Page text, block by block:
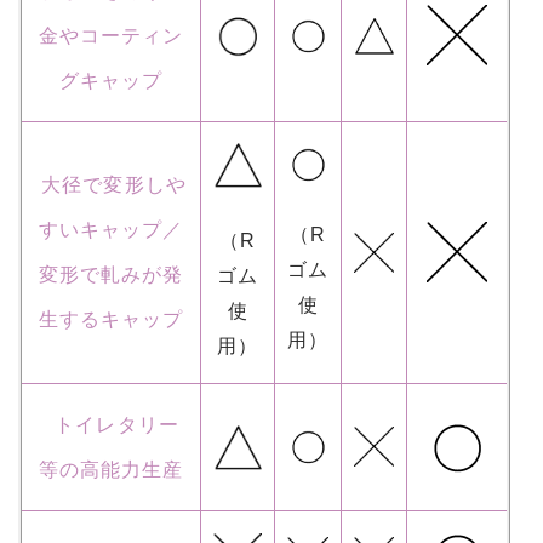
金やコーティン
グキャップ
大径で変形しや
すいキャップ／
変形で軋みが発
生するキャップ
（R
ゴム
使
用）
（R
ゴム
使
用）
トイレタリー
等の高能力生産